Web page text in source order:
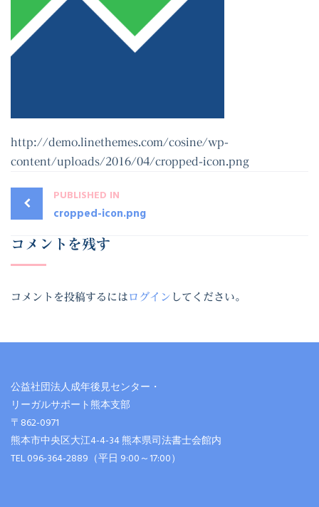
http://demo.linethemes.com/cosine/wp-
content/uploads/2016/04/cropped-icon.png
PUBLISHED IN
cropped-icon.png
コメントを残す
コメントを投稿するには ログイン してください。
公益社団法人成年後見センター・
リーガルサポート熊本支部
〒862-0971
熊本市中央区大江4-4-34 熊本県司法書士会館内
TEL 096-364-2889（平日 9:00～17:00）